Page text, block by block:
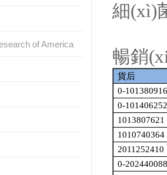
of America
細(xì)
暢銷
貨后
0-
0-
1013807621
1010740364
2011252410
0-